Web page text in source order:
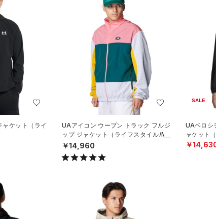
ケット（ライ
UAアイコン ウーブン トラック フルジ
ップ ジャケット（ライフスタイル/ME
N）
￥14,960
SALE
UAベロシ
ャケット
￥